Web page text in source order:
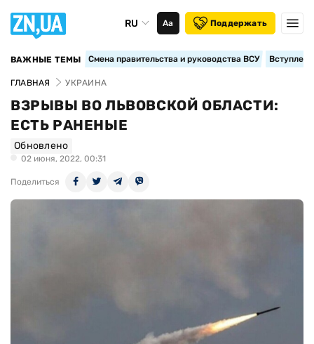
RU Аа Поддержать
ВАЖНЫЕ ТЕМЫ Смена правительства и руководства ВСУ
ГЛАВНАЯ УКРАИНА
ВЗРЫВЫ ВО ЛЬВОВСКОЙ ОБЛАСТИ:
ЕСТЬ РАНЕНЫЕ
Обновлено
02 июня, 2022, 00:31
Поделиться